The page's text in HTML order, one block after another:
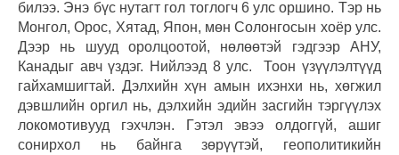
билээ. Энэ бүс нутагт гол тоглогч 6 улс оршино. Тэр нь
Монгол, Орос, Хятад, Япон, мөн Солонгосын хоёр улс.
Дээр нь шууд оролцоотой, нөлөөтэй гэдгээр АНУ,
Канадыг авч үздэг. Нийлээд 8 улс. Тоон үзүүлэлтүүд
гайхамшигтай. Дэлхийн хүн амын ихэнхи нь, хөгжил
дэвшлийн оргил нь, дэлхийн эдийн засгийн тэргүүлэх
локомотивууд гэхчлэн. Гэтэл эвээ олдоггүй, ашиг
сонирхол нь байнга зөрүүтэй, геополитикийн